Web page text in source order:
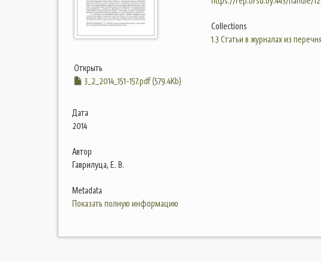
Открыть
3_2_2014_151-157.pdf (579.4Kb)
Дата
2014
Автор
Гаврилуца, Е. В.
Metadata
Показать полную информацию
Collections
1.3 Статьи в журналах из